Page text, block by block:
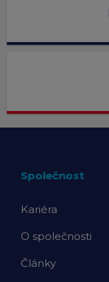
Společnost
Kariéra
O společnosti
Články